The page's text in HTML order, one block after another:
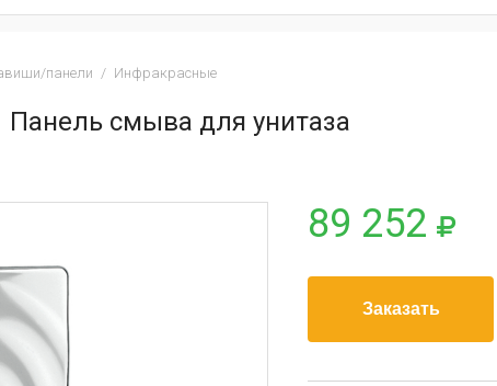
панели / Инфракрасные
Панель смыва для унитаза
89 252